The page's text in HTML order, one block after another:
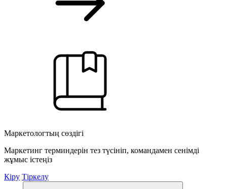
Маркетологтың сөздігі
Маркетинг терминдерін тез түсініп, командамен сенімді
жұмыс істеңіз
Кіру Тіркелу